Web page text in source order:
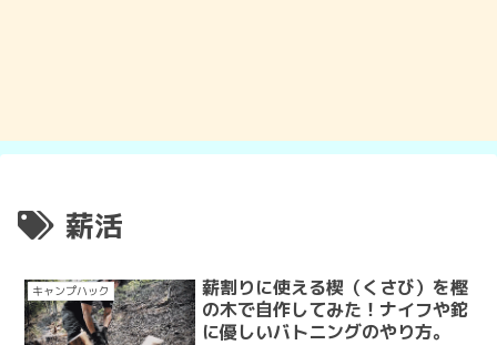
薪活
キャンプハック
薪割りに使える楔（くさび）を樫
の木で自作してみた！ナイフや鉈
に優しいバトニングのやり方。